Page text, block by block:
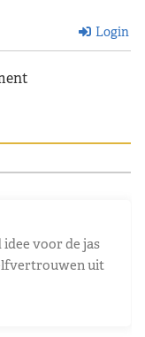
Login
voor de jas
uit